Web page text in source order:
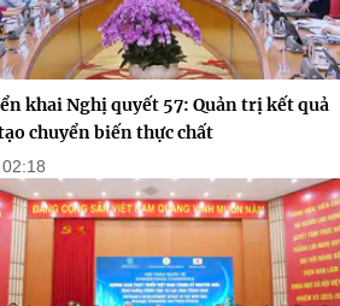
khai Nghị quyết 57: Quản trị kết quả
chuyển biến thực chất
02:18